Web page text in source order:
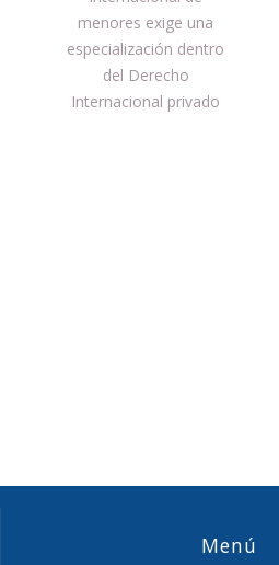
entradas
menores exige una
especialización dentro
del Derecho
Internacional privado
Menú